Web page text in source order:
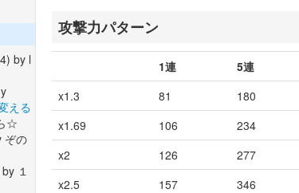
by l
える
☆
ぞの
１
攻撃力パターン
1連 5連
x1.3
81 180
x1.69
106 234
x2
126 277
x2.5
157 346